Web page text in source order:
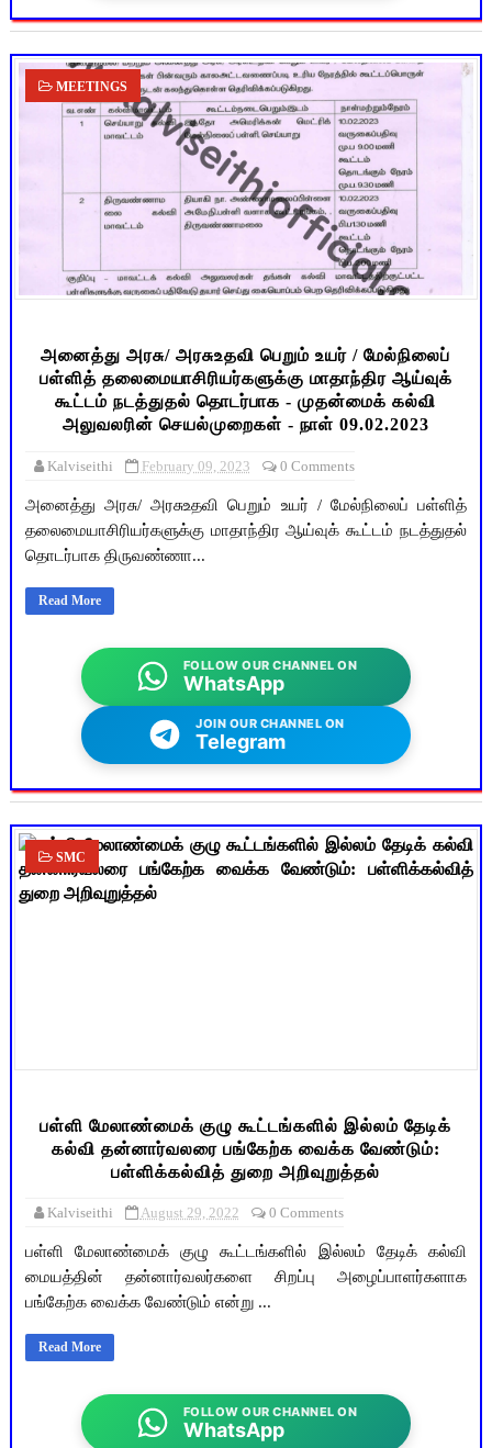
MEETINGS
அனைத்து அரசு/ அரசுஉதவி பெறும் உயர் / மேல்நிலைப்
பள்ளித் தலைமையாசிரியர்களுக்கு மாதாந்திர ஆய்வுக்
கூட்டம் நடத்துதல் தொடர்பாக - முதன்மைக் கல்வி
அலுவலரின் செயல்முறைகள் - நாள் 09.02.2023
Kalviseithi February 09, 2023 0 Comments
அனைத்து அரசு/ அரசுஉதவி பெறும் உயர் / மேல்நிலைப் பள்ளித்
தலைமையாசிரியர்களுக்கு மாதாந்திர ஆய்வுக் கூட்டம் நடத்துதல்
தொடர்பாக திருவண்ணா...
Read More
FOLLOW OUR CHANNEL ON
WhatsApp
JOIN OUR CHANNEL ON
Telegram
SMC
பள்ளி மேலாண்மைக் குழு கூட்டங்களில் இல்லம் தேடிக்
கல்வி தன்னார்வலரை பங்கேற்க வைக்க வேண்டும்:
பள்ளிக்கல்வித் துறை அறிவுறுத்தல்
Kalviseithi August 29, 2022 0 Comments
பள்ளி மேலாண்மைக் குழு கூட்டங்களில் இல்லம் தேடிக் கல்வி
மையத்தின் தன்னார்வலர்களை சிறப்பு அழைப்பாளர்களாக
பங்கேற்க வைக்க வேண்டும் என்று ...
Read More
FOLLOW OUR CHANNEL ON
WhatsApp